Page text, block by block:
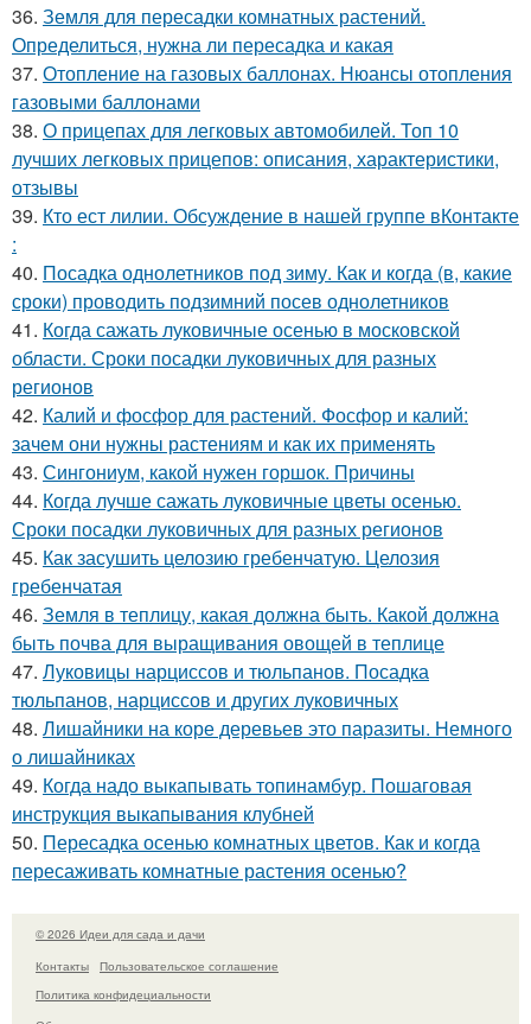
36. Земля для пересадки комнатных растений.
Определиться, нужна ли пересадка и какая
37. Отопление на газовых баллонах. Нюансы отопления
газовыми баллонами
38. О прицепах для легковых автомобилей. Топ 10
лучших легковых прицепов: описания, характеристики,
отзывы
39. Кто ест лилии. Обсуждение в нашей группе вКонтакте
:
40. Посадка однолетников под зиму. Как и когда (в, какие
сроки) проводить подзимний посев однолетников
41. Когда сажать луковичные осенью в московской
области. Сроки посадки луковичных для разных
регионов
42. Калий и фосфор для растений. Фосфор и калий:
зачем они нужны растениям и как их применять
43. Сингониум, какой нужен горшок. Причины
44. Когда лучше сажать луковичные цветы осенью.
Сроки посадки луковичных для разных регионов
45. Как засушить целозию гребенчатую. Целозия
гребенчатая
46. Земля в теплицу, какая должна быть. Какой должна
быть почва для выращивания овощей в теплице
47. Луковицы нарциссов и тюльпанов. Посадка
тюльпанов, нарциссов и других луковичных
48. Лишайники на коре деревьев это паразиты. Немного
о лишайниках
49. Когда надо выкапывать топинамбур. Пошаговая
инструкция выкапывания клубней
50. Пересадка осенью комнатных цветов. Как и когда
пересаживать комнатные растения осенью?
© 2026 Идеи для сада и дачи
Контакты
Пользовательское соглашение
Политика конфидециальности